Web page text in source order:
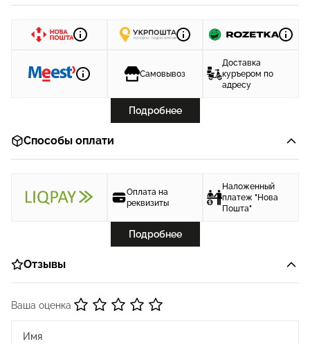
Самовывоз
Доставка
куръером по
адресу
Подробнее
Способы оплати
Оплата на
реквизиты
Наложенный
платеж "Нова
Пошта"
Подробнее
Отзывы
Ваша оценка